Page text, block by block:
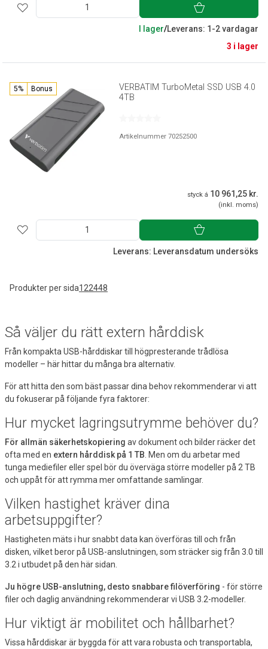
I lager/Leverans: 1-2 vardagar
3 i lager
5% Bonus
VERBATIM TurboMetal SSD USB 4.0
4TB
Artikelnummer 70252500
styck á 10 961,25 kr.
(inkl. moms)
Leverans: Leveransdatum undersöks
Produkter per sida122448
Så väljer du rätt extern hårddisk
Från kompakta USB-hårddiskar till högpresterande trådlösa
modeller – här hittar du många bra alternativ.
För att hitta den som bäst passar dina behov rekommenderar vi att
du fokuserar på följande fyra faktorer:
Hur mycket lagringsutrymme behöver du?
För allmän säkerhetskopiering av dokument och bilder räcker det
ofta med en extern hårddisk på 1 TB . Men om du arbetar med
tunga mediefiler eller spel bör du överväga större modeller på 2 TB
och uppåt för att rymma mer omfattande samlingar.
Vilken hastighet kräver dina
arbetsuppgifter?
Hastigheten mäts i hur snabbt data kan överföras till och från
disken, vilket beror på USB-anslutningen, som sträcker sig från 3.0 till
3.2 i utbudet på den här sidan.
Ju högre USB-anslutning, desto snabbare filöverföring - för större
filer och daglig användning rekommenderar vi USB 3.2-modeller.
Hur viktigt är mobilitet och hållbarhet?
Vissa hårddiskar är byggda för att vara robusta och transportabla,